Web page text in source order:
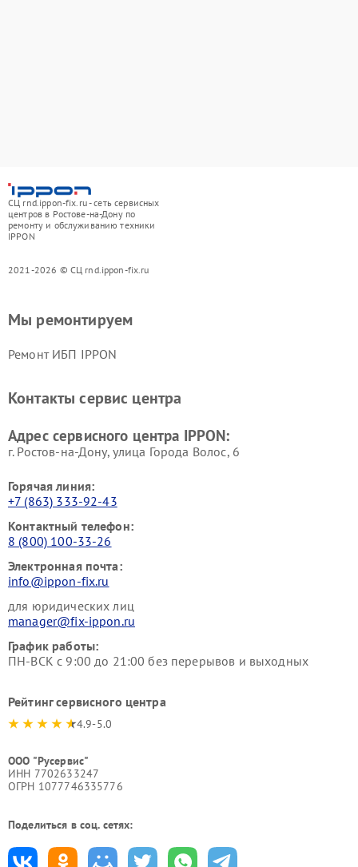
СЦ rnd.ippon-fix.ru - сеть сервисных
центров в Ростове-на-Дону по
ремонту и обслуживанию техники
IPPON
2021-2026 © СЦ rnd.ippon-fix.ru
Мы ремонтируем
Ремонт ИБП IPPON
Контакты сервис центра
Адрес сервисного центра IPPON:
г. Ростов-на-Дону, улица Города Волос, 6
Горячая линия:
+7 (863) 333-92-43
Контактный телефон:
8 (800) 100-33-26
Электронная почта:
info@ippon-fix.ru
для юридических лиц
manager@fix-ippon.ru
График работы:
ПН-ВСК с 9:00 до 21:00 без перерывов и выходных
Рейтинг сервисного центра
4.9-5.0
ООО "Русервис"
ИНН 7702633247
ОГРН 1077746335776
Поделиться в соц. сетях: